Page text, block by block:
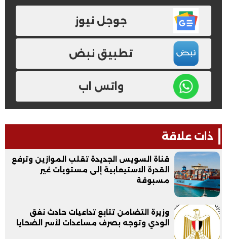
جوجل نيوز
تطبيق نبض
واتس اب
ذات علاقة
قناة السويس الجديدة تقلب الموازين وترفع
القدرة الاستيعابية إلى مستويات غير
مسبوقة
وزيرة التضامن تتابع تداعيات حادث نفق
الودي وتوجه بصرف مساعدات لأسر الضحايا